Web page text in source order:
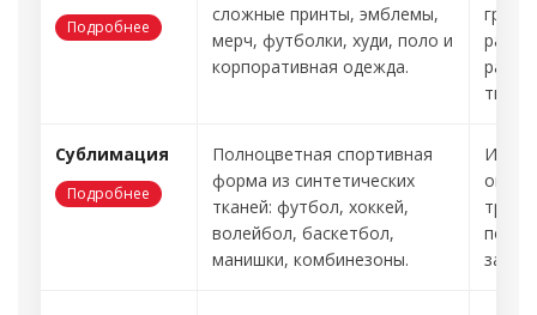
Подробнее
сложные принты, эмблемы,
мерч, футболки, худи, поло и
корпоративная одежда.
Сублимация
Подробнее
Полноцветная спортивная
форма из синтетических
тканей: футбол, хоккей,
волейбол, баскетбол,
манишки, комбинезоны.